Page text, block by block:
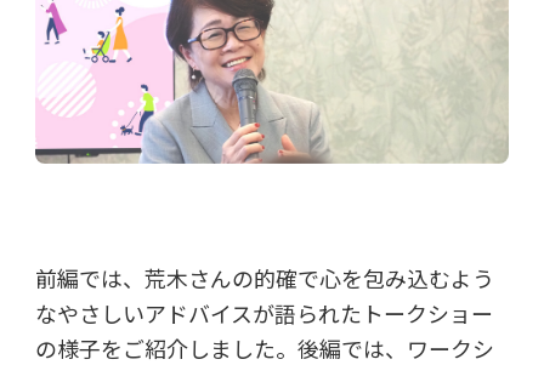
前編では、荒木さんの的確で心を包み込むよう
なやさしいアドバイスが語られたトークショー
の様子をご紹介しました。後編では、ワークシ